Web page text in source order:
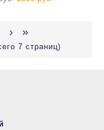
7 страниц)